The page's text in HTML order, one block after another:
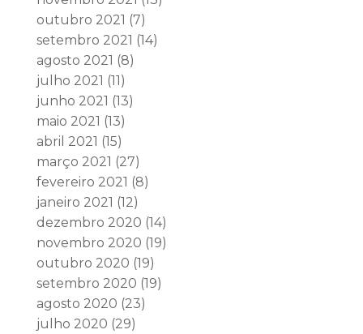
outubro 2021 (7)
setembro 2021 (14)
agosto 2021 (8)
julho 2021 (11)
junho 2021 (13)
maio 2021 (13)
abril 2021 (15)
março 2021 (27)
fevereiro 2021 (8)
janeiro 2021 (12)
dezembro 2020 (14)
novembro 2020 (19)
outubro 2020 (19)
setembro 2020 (19)
agosto 2020 (23)
julho 2020 (29)